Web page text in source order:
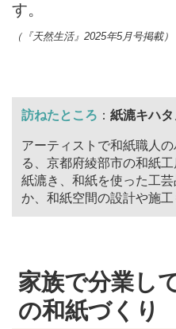
す。
（『天然生活』2025年5月号掲載）
訪ねたところ ： 紙漉キハタ
アーティストで和紙職人
る、京都府綾部市の和紙
紙漉き、和紙を使った工
か、和紙空間の設計や施工
家族で分業し
の和紙づくり